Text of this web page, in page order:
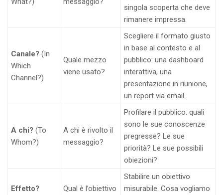
singola scoperta che deve
rimanere impressa.
Canale? (In
Which
Channel?)
Quale mezzo
viene usato?
Scegliere il formato giusto
in base al contesto e al
pubblico: una dashboard
interattiva, una
presentazione in riunione,
un report via email.
A chi? (To
Whom?)
A chi è rivolto il
messaggio?
Profilare il pubblico: quali
sono le sue conoscenze
pregresse? Le sue
priorità? Le sue possibili
obiezioni?
Effetto?
Qual è l’obiettivo
Stabilire un obiettivo
misurabile. Cosa vogliamo